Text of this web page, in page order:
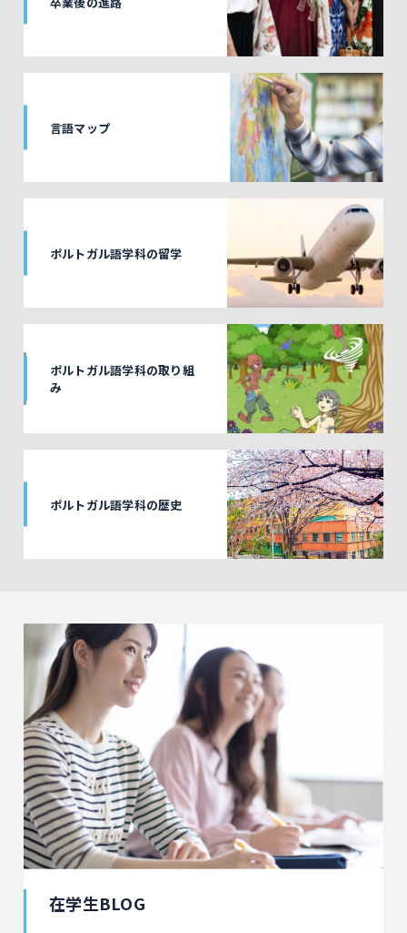
言語マップ
ポルトガル語学科の留学
ポルトガル語学科の取り組
み
ポルトガル語学科の歴史
在学生BLOG